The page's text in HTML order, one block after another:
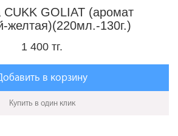
CUKK GOLIAT (аромат
желтая)(220мл.-130г.)
1 400 тг.
в корзину
Купить в один клик